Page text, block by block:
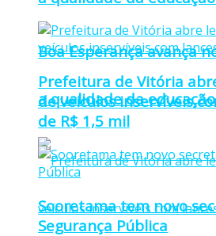
Boa Esperança avança
a qualidade da
Prefeitura de Vitória
de veículos inservíveis
de R$ 1,5 mil
Sooretama tem novo
Segurança Pública